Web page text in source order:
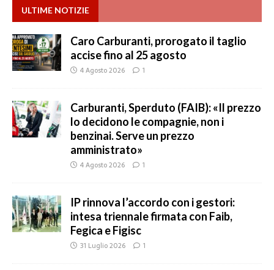
ULTIME NOTIZIE
Caro Carburanti, prorogato il taglio
accise fino al 25 agosto
4 Agosto 2026 1
Carburanti, Sperduto (FAIB): «Il prezzo
lo decidono le compagnie, non i
benzinai. Serve un prezzo
amministrato»
4 Agosto 2026 1
IP rinnova l’accordo con i gestori:
intesa triennale firmata con Faib,
Fegica e Figisc
31 Luglio 2026 1